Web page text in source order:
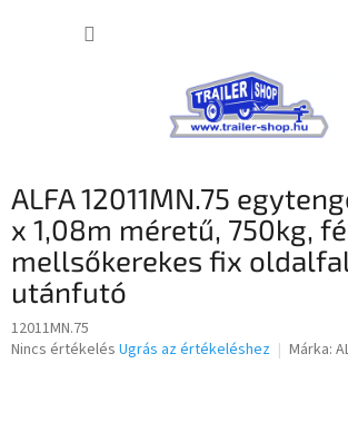
ALFA 12011MN.75
x 1,08m méretű, 750kg,
mellsőkerekes fix
utánfutó
12011MN.75
A
Nincs értékelés Ugrás az értékeléshez Márka: